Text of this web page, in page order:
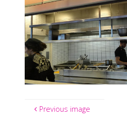
Previous image